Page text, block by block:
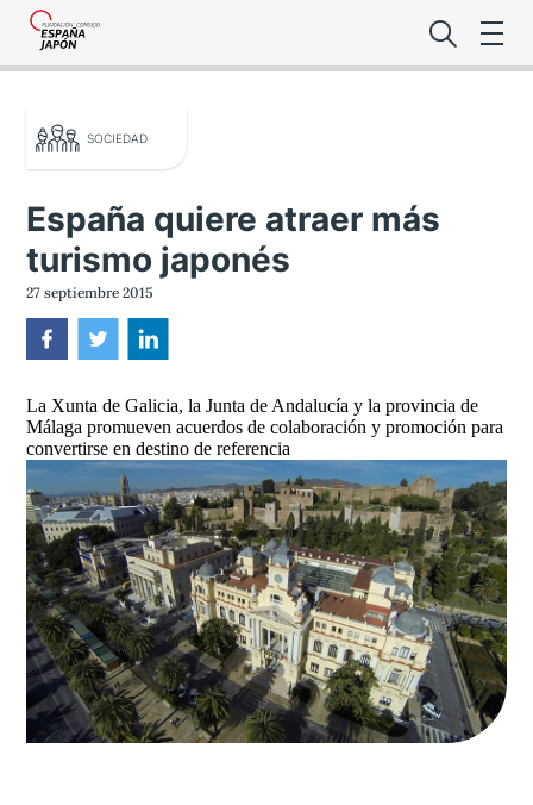
Lo último de la
Premio de
Noticias
Aviso legal
de privacidad
Contacta
SOCIEDAD
España quiere atraer más
turismo japonés
27 septiembre 2015
La Xunta de Galicia, la Junta de Andalucía y la provincia de
Málaga promueven acuerdos de colaboración y promoción para
convertirse en destino de referencia